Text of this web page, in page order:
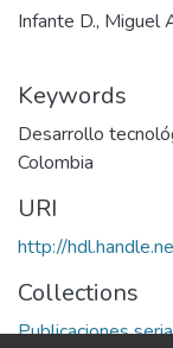
Infante D., Miguel
Keywords
Desarrollo
Colombia
URI
http://
Collections
Publicaciones